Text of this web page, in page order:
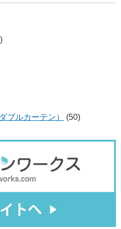
ブルカーテン） (50)